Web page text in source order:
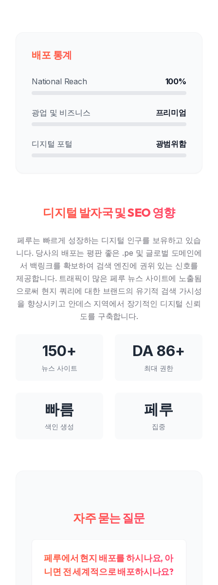
배포 통계
National Reach 100%
광업 및 비즈니스 프리미엄
디지털 포털 광범위함
디지털 발자국 및 SEO 영향
페루는 빠르게 성장하는 디지털 인구를 보유하고 있습
니다. 당사의 배포는 평판 좋은 .pe 및 글로벌 도메인에
서 백링크를 확보하여 검색 엔진에 권위 있는 신호를
제공합니다. 트래픽이 많은 페루 뉴스 사이트에 노출됨
으로써 현지 쿼리에 대한 브랜드의 유기적 검색 가시성
을 향상시키고 안데스 지역에서 장기적인 디지털 신뢰
도를 구축합니다.
150+
뉴스 사이트
DA 86+
최대 권한
빠름
색인 생성
페루
집중
자주 묻는 질문
페루에서 현지 배포를 하시나요, 아
니면 전 세계적으로 배포하시나요?